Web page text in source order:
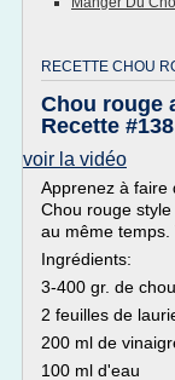
RECETTE CHOU
Chou rouge
Recette #138
voir la vidéo
Apprenez à faire
Chou rouge
au même temps.
Ingrédients:
3-400 gr. de
2 feuilles de
200 ml de
100 ml d'eau